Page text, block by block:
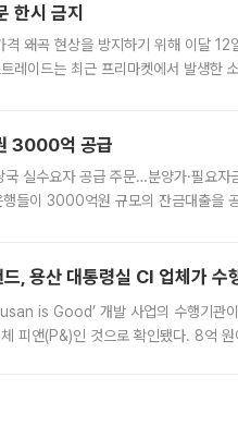
한시 금지
왜곡 현상을 방지하기 위해 이달 12
레이드는 최근 프리마켓에서 발생한
3000억 공급
실수요자 공급 주문…분양가·필요자
들이 3000억원 규모의 잔금대출을
용산 대통령실 CI 업체가 수
is Good’ 개발 사업의 수행기관
피앤(P&)인 것으로 확인됐다. 8억 원